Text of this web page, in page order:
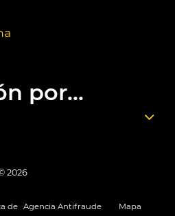
por...
2026
de Agencia Antifraude
Mapa